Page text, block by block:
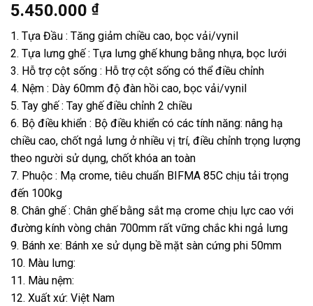
5.450.000 ₫
1. Tựa Đầu : Tăng giảm chiều cao, bọc vải/vynil
2. Tựa lưng ghế : Tựa lưng ghế khung bằng nhựa, bọc lưới
3. Hỗ trợ cột sống : Hỗ trợ cột sống có thể điều chỉnh
4. Nệm : Dày 60mm độ đàn hồi cao, bọc vải/vynil
5. Tay ghế : Tay ghế điều chỉnh 2 chiều
6. Bộ điều khiển : Bộ điều khiển có các tính năng: nâng hạ
chiều cao, chốt ngả lưng ở nhiều vị trí, điều chỉnh trọng lượng
theo người sử dụng, chốt khóa an toàn
7. Phuộc : Mạ crome, tiêu chuẩn BIFMA 85C chịu tải trọng
đến 100kg
8. Chân ghế : Chân ghế bằng sắt mạ crome chịu lực cao với
đường kính vòng chân 700mm rất vững chắc khi ngả lưng
9. Bánh xe: Bánh xe sử dụng bề mặt sàn cứng phi 50mm
10. Màu lưng:
11. Màu nệm:
12. Xuất xứ: Việt Nam